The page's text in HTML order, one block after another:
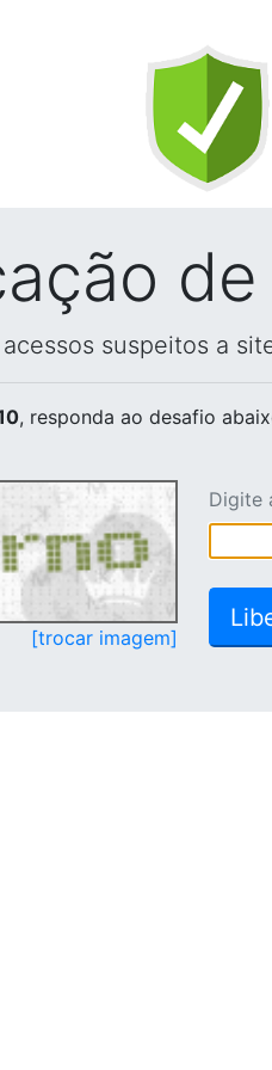
suspeitos a
, responda ao desafio
[trocar imagem]
Digite